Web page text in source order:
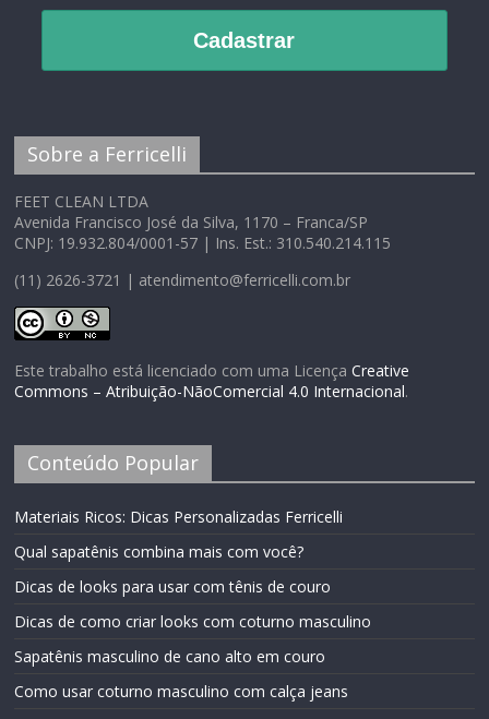
Cadastrar
Sobre a Ferricelli
FEET CLEAN LTDA
Avenida Francisco José da Silva, 1170 – Franca/SP
CNPJ: 19.932.804/0001-57 | Ins. Est.: 310.540.214.115
(11) 2626-3721 | atendimento@ferricelli.com.br
Este trabalho está licenciado com uma LicençaCreative
Commons – Atribuição-NãoComercial 4.0 Internacional.
Conteúdo Popular
Materiais Ricos: Dicas Personalizadas Ferricelli
Qual sapatênis combina mais com você?
Dicas de looks para usar com tênis de couro
Dicas de como criar looks com coturno masculino
Sapatênis masculino de cano alto em couro
Como usar coturno masculino com calça jeans